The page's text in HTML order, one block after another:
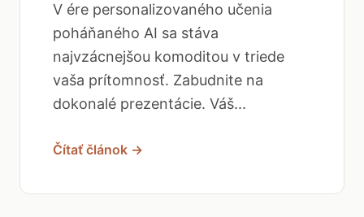
V ére personalizovaného učenia
poháňaného AI sa stáva
najvzácnejšou komoditou v triede
vaša prítomnosť. Zabudnite na
dokonalé prezentácie. Váš...
Čítať článok →